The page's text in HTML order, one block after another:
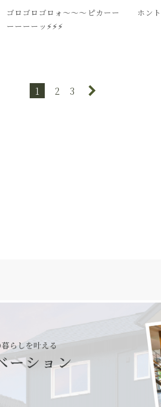
ゴロゴロゴロォ～～～ピカーー
ーーーーッ⚡⚡⚡
ホン
1 2 3